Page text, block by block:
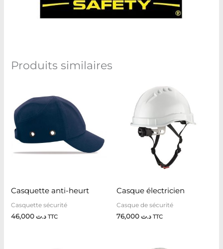
Produits similaires
Casquette anti-heurt
Casquette sécurité
د.ت46,000 TTC
Casque électricien
Casque de sécurité
د.ت TTC